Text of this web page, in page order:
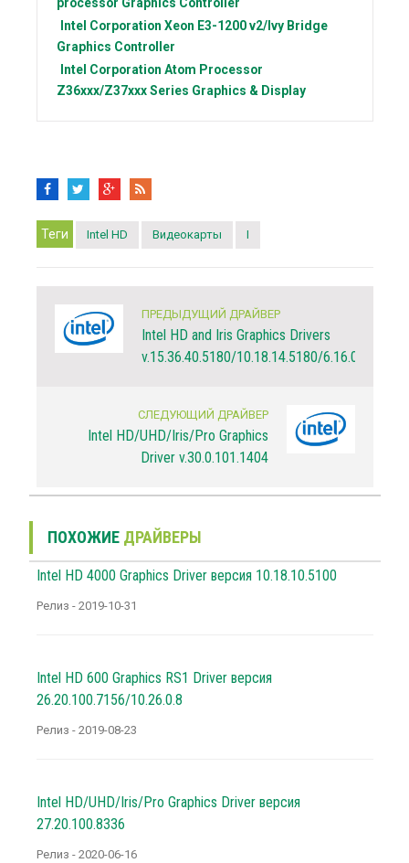
processor Graphics Controller
Intel Corporation Xeon E3-1200 v2/Ivy Bridge
Graphics Controller
Intel Corporation Atom Processor
Z36xxx/Z37xxx Series Graphics & Display
Теги Intel HD Видеокарты I
ПРЕДЫДУЩИЙ ДРАЙВЕР
Intel HD and Iris Graphics Drivers
v.15.36.40.5180/10.18.14.5180/6.16.0.3208
СЛЕДУЮЩИЙ ДРАЙВЕР
Intel HD/UHD/Iris/Pro Graphics
Driver v.30.0.101.1404
ПОХОЖИЕ ДРАЙВЕРЫ
Intel HD 4000 Graphics Driver версия 10.18.10.5100
Релиз - 2019-10-31
Intel HD 600 Graphics RS1 Driver версия
26.20.100.7156/10.26.0.8
Релиз - 2019-08-23
Intel HD/UHD/Iris/Pro Graphics Driver версия
27.20.100.8336
Релиз - 2020-06-16